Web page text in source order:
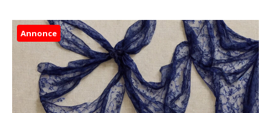
Annonce